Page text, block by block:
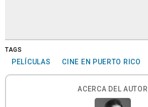
TAGS
PELÍCULAS CINE EN PUERTO RICO
ACERCA DEL AUTOR